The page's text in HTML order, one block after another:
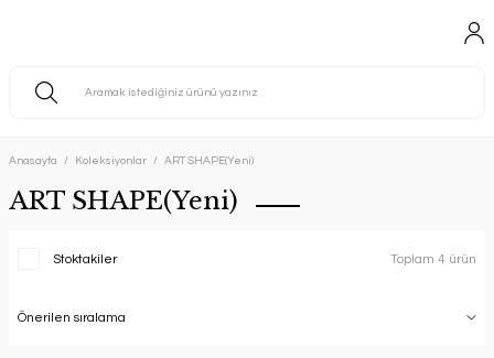
Anasayfa Koleksiyonlar ART SHAPE(Yeni)
ART SHAPE(Yeni)
Stoktakiler Toplam 4 ürün